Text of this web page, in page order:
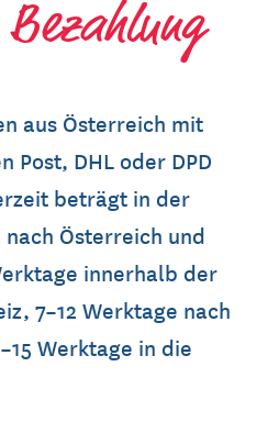
aus Österreich mit
Post, DHL oder DPD
beträgt in der
nach Österreich und
innerhalb der
7–12 Werktage nach
Werktage in die